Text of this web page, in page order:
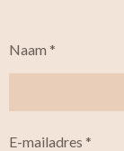
Naam *
E-mailadres *